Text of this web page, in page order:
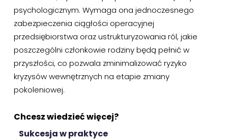
psychologicznym. Wymaga ona jednoczesnego
zabezpieczenia ciągłości operacyjnej
przedsiębiorstwa oraz ustrukturyzowania ról, jakie
poszczególni członkowie rodziny będą pełnić w
przyszłości, co pozwala zminimalizować ryzyko
kryzysów wewnętrznych na etapie zmiany
pokoleniowej.
Chcesz wiedzieć więcej?
Sukcesja w praktyce